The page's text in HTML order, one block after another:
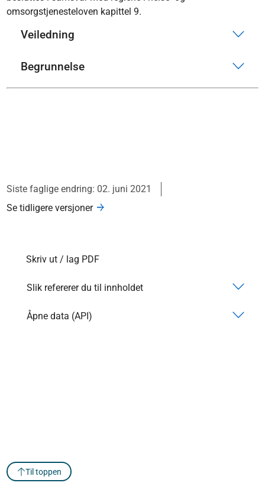
omsorgstjenesteloven kapittel 9.
Veiledning
Begrunnelse
Siste faglige endring: 02. juni 2021
Se tidligere versjoner
Skriv ut / lag PDF
Slik refererer du til innholdet
Åpne data (API)
Til toppen